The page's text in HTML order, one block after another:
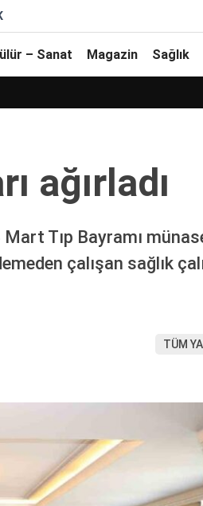
– Sanat Magazin Sağlık
ağırladı
Tıp Bayramı
çalışan sağlık
TÜM